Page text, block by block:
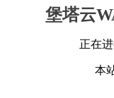
堡塔云
正在
本